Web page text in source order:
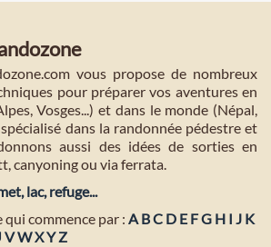
vous propose de nombreux
pour préparer vos aventures en
Vosges...) et dans le monde (Népal,
dans la randonnée pédestre et
aussi des idées de sorties en
canyoning ou via ferrata.
lac, refuge...
commence par : A BC D E FG H I J K
VWXYZ